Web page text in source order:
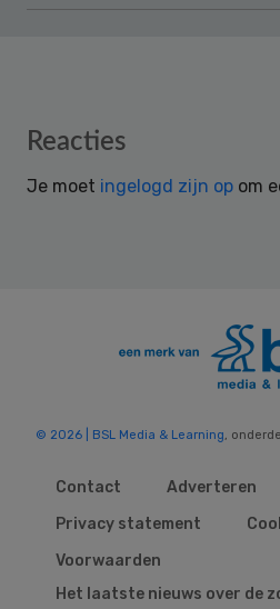
Reader
Reacties
Je moet ingelogd zijn op om
© 2026 | BSL Media & Learning,
Contact
Adverteren
Privacy statement
Voorwaarden
Het laatste nieuws over de